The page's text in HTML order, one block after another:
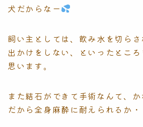
犬だからなー
飼い主としては、飲み水を切ら
出かけをしない、といったとこ
思います。
また結石ができて手術なんて、
だから全身麻酔に耐えられるか・